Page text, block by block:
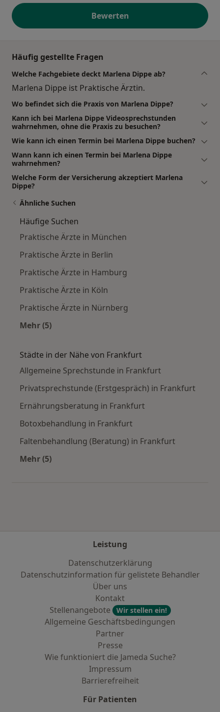
Bewerten
Häufig gestellte Fragen
Welche Fachgebiete deckt Marlena Dippe ab?
Marlena Dippe ist Praktische Ärztin.
Wo befindet sich die Praxis von Marlena Dippe?
Kann ich bei Marlena Dippe Videosprechstunden
wahrnehmen, ohne die Praxis zu besuchen?
Wie kann ich einen Termin bei Marlena Dippe buchen?
Wann kann ich einen Termin bei Marlena Dippe
wahrnehmen?
Welche Form der Versicherung akzeptiert Marlena
Dippe?
Ähnliche Suchen
Häufige Suchen
Praktische Ärzte in München
Praktische Ärzte in Berlin
Praktische Ärzte in Hamburg
Praktische Ärzte in Köln
Praktische Ärzte in Nürnberg
Mehr (5)
Städte in der Nähe von Frankfurt
Allgemeine Sprechstunde in Frankfurt
Privatsprechstunde (Erstgespräch) in Frankfurt
Ernährungsberatung in Frankfurt
Botoxbehandlung in Frankfurt
Faltenbehandlung (Beratung) in Frankfurt
Mehr (5)
Leistung
Datenschutzerklärung
Datenschutzinformation für gelistete Behandler
Über uns
Kontakt
Stellenangebote
Wir stellen ein!
Allgemeine Geschäftsbedingungen
Partner
Presse
Wie funktioniert die Jameda Suche?
Impressum
Barrierefreiheit
Für Patienten